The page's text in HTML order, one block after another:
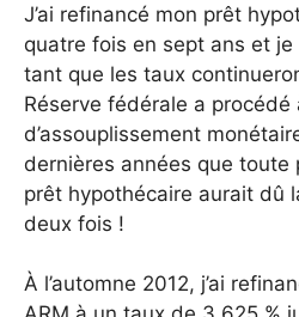
J’ai refinancé mon prêt
quatre fois en sept ans et je
tant que les taux
Réserve fédérale a procédé
d’assouplissement
dernières années que toute
prêt hypothécaire aurait dû
deux fois !
À l’automne 2012, j’ai